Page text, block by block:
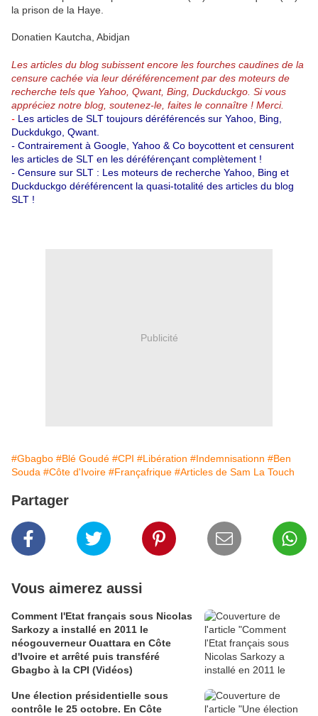
la prison de la Haye.
Donatien Kautcha, Abidjan
Les articles du blog subissent encore les fourches caudines de la
censure cachée via leur déréférencement par des moteurs de
recherche tels que Yahoo, Qwant, Bing, Duckduckgo. Si vous
appréciez notre blog, soutenez-le, faites le connaître ! Merci.
- Les articles de SLT toujours déréférencés sur Yahoo, Bing,
Duckdukgo, Qwant.
- Contrairement à Google, Yahoo & Co boycottent et censurent
les articles de SLT en les déréférençant complètement !
- Censure sur SLT : Les moteurs de recherche Yahoo, Bing et
Duckduckgo déréférencent la quasi-totalité des articles du blog
SLT !
Publicité
#Gbagbo #Blé Goudé #CPI #Libération #Indemnisationn #Ben
Souda #Côte d'Ivoire #Françafrique #Articles de Sam La Touch
Partager
Vous aimerez aussi
Comment l'Etat français sous Nicolas
Sarkozy a installé en 2011 le
néogouverneur Ouattara en Côte
d'Ivoire et arrêté puis transféré
Gbagbo à la CPI (Vidéos)
Une élection présidentielle sous
contrôle le 25 octobre. En Côte